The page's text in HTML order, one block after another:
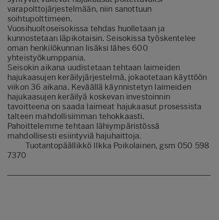
varapolttojärjestelmään, niin sanottuun
soihtupolttimeen.
Vuosihuoltoseisokissa tehdas huolletaan ja
kunnostetaan läpikotaisin. Seisokissa työskentelee
oman henkilökunnan lisäksi lähes 600
yhteistyökumppania.
Seisokin aikana uudistetaan tehtaan laimeiden
hajukaasujen keräilyjärjestelmä, jokaotetaan käyttöön
viikon 36 aikana. Keväällä käynnistetyn laimeiden
hajukaasujen keräilyä koskevan investoinnin
tavoitteena on saada laimeat hajukaasut prosessista
talteen mahdollisimman tehokkaasti.
Pahoittelemme tehtaan lähiympäristössä
mahdollisesti esiintyviä hajuhaittoja.
Tuotantopäällikkö Ilkka Poikolainen, gsm 050 598
7370